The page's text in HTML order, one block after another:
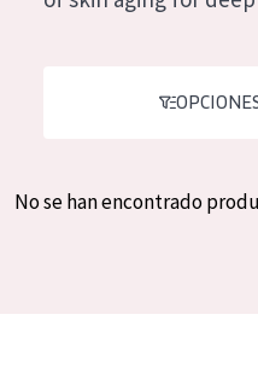
Piel menopáusica
No se han encontrado